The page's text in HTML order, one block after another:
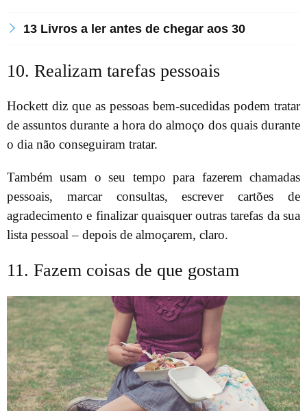
13 Livros a ler antes de chegar aos 30
10. Realizam tarefas pessoais
Hockett diz que as pessoas bem-sucedidas podem tratar
de assuntos durante a hora do almoço dos quais durante
o dia não conseguiram tratar.
Também usam o seu tempo para fazerem chamadas
pessoais, marcar consultas, escrever cartões de
agradecimento e finalizar quaisquer outras tarefas da sua
lista pessoal – depois de almoçarem, claro.
11. Fazem coisas de que gostam